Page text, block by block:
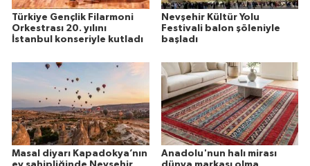
Türkiye Gençlik Filarmoni
Orkestrası 20. yılını
İstanbul konseriyle kutladı
Nevşehir Kültür Yolu
Festivali balon şöleniyle
başladı
Masal diyarı Kapadokya’nın
Anadolu'nun halı mirası